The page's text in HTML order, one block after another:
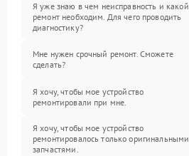
Я уже знаю в чем неисправность и какой
ремонт необходим. Для чего проводить
диагностику?
Мне нужен срочный ремонт. Сможете
сделать?
Я хочу, чтобы мое устройство
ремонтировали при мне.
Я хочу, чтобы мое устройство
ремонтировалось только оригинальными
запчастями.